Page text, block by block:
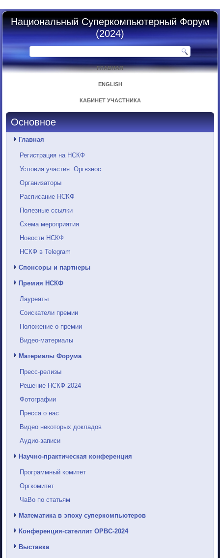
Национальный Суперкомпьютерный Форум
(2024)
ГЛАВНАЯ
ENGLISH
КАБИНЕТ УЧАСТНИКА
Основное
Главная
Регистрация на НСКФ
Условия участия. Оргвзнос
Организаторы
Расписание НСКФ
Полезные ссылки
Схема мероприятия
Новости НСКФ
НСКФ в Telegram
Спонсоры и партнеры
Премия НСКФ
Лауреаты
Соискатели премии
Положение о премии
Видео-материалы
Материалы Форума
Пресс-релизы
Решение НСКФ-2024
Фотографии
Пресса о нас
Видео некоторых докладов
Аудио-записи
Научно-практическая конференция
Программный комитет
Оргкомитет
ЧаВо по статьям
Математика в эпоху суперкомпьютеров
Конференция-сателлит ОРВС-2024
Выставка